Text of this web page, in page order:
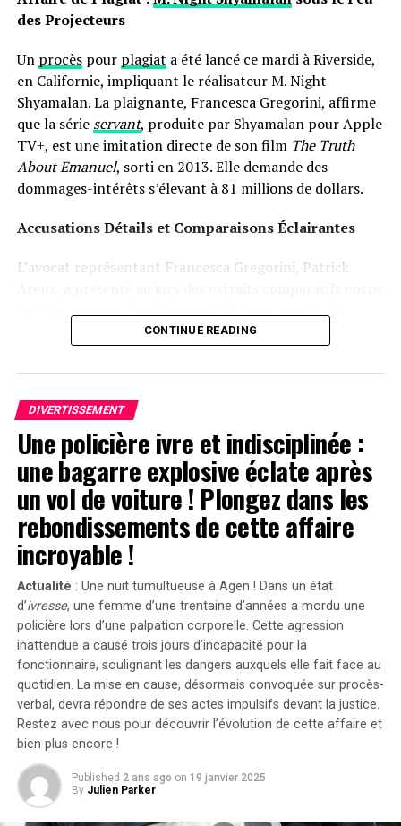
À découvrir ensuite :
RELATED TOPICS: ART
PROLONGATION
REVERB
UP NEXT
Passez un après-midi créatif à la bibliothèque de Sault
en décorant pour l’automne !
DON'T MISS
Le Samsung Galaxy S25 Ultra : des bordures encore plus
fines que celles de l’iPhone 16 Pro Max !
adulte.
des Projecteurs
Un procèspour plagiat a été lancé ce mardi à Riverside,
en Californie, impliquant le réalisateur M. Night
Shyamalan. La plaignante, Francesca Gregorini, affirme
que la série servant, produite par Shyamalan pour Apple
TV+, est une imitation directe de son film The Truth
About Emanuel, sorti en 2013. Elle demande des
dommages-intérêts s’élevant à 81 millions de dollars.
Accusations Détails et Comparaisons Éclairantes
L’avocat représentant Francesca Gregorini, Patrick
prenant soin d’une poupée comme si c’était un véritable
enfant, assistée par une nourrice. « C’est un cas
flagrant », a-t-il déclaré devant le jury selon
Variety. »SansEmanuel
Divergences dans les Arguments Juridiques
En réponse aux allégations portées contre lui, l’équipe
juridique défendant Shyamalan soutient que Tony
Basgallop, le créateur britannique derrière la série
Servant, avait commencé à développer ce projet bien
avant la sortie du film de Francesca Gregorini.
« Elle cherche simplement à tirer profit d’un travail
qu’elle n’a pas conçu », a affirmé l’avocate Brittany
Amadi lors du procès.En 2020, une première plainte
avait été rejetée ; néanmoins, la cour d’appel avait
rouvert l’affaire en considérant qu’il existait un débat
légitime concernant les « similarités substantielles »
entre les deux œuvres.Cette affaire soulève des
questions cruciales sur l’originalité dans le secteur
cinématographique et pourrait avoir des conséquences
significatives sur les droits d’auteur et la propriété
intellectuelle dans l’univers du divertissement.
CONTINUE READING
DIVERTISSEMENT
Une policière ivre et indisciplinée :
une bagarre explosive éclate après
un vol de voiture ! Plongez dans les
rebondissements de cette affaire
incroyable !
Actualité : Une nuit tumultueuse à Agen ! Dans un état
d’ivresse, une femme d’une trentaine d’années a mordu une
policière lors d’une palpation corporelle. Cette agression
inattendue a causé trois jours d’incapacité pour la
fonctionnaire, soulignant les dangers auxquels elle fait face au
quotidien. La mise en cause, désormais convoquée sur procès-
verbal, devra répondre de ses actes impulsifs devant la justice.
Restez avec nous pour découvrir l’évolution de cette affaire et
bien plus encore !
Published 2 ans ago on 19 janvier 2025
By Julien Parker